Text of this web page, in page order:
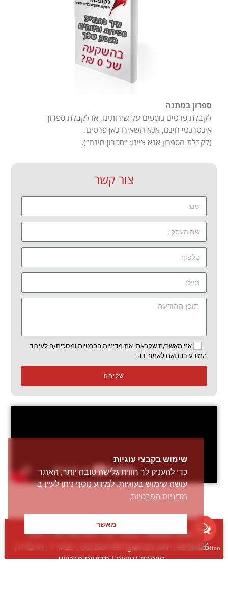
ספרון במתנה
לקבלת פרטים נוספים על שירותינו, או לקבלת ספרון
אינטרנטי חינם, אנא השאירו כאן פרטים.
(לקבלת הספרון אנא ציינו: ״ספרון חינם״).
צור קשר
אני מאשר/ת שקראתי את מדיניות הפרטיות ומסכים/ה לעיבוד
המידע בהתאם לאמור בה.
שליחה
מחוץ לקופסה| מספר ישיר:09-7401987
/
054-
6811426
out.box1987@gmail.com
| שנקר 1 , הרצליה |
הצהרת נגישות|מדיניות פרטיות
שימוש בקבצי עוגיות
כדי להעניק לך חווית גלישה טובה יותר, האתר
עושה שימוש בעוגיות. למידע נוסף ניתן לעיין ב
מדיניות הפרטיות
מאשר